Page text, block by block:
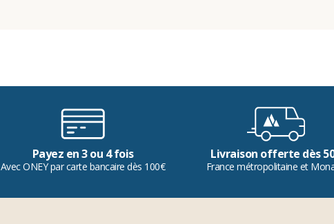
Payez en 3 ou 4 fois
Avec ONEY par carte bancaire dès 100€
Livraison offerte dès
France métropolitaine et